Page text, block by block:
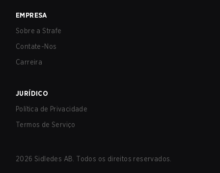
EMPRESA
Sobre a Strafe
Contate-Nos
Carreira
JURÍDICO
Política de Privacidade
Termos de Serviço
2026 Sidledes AB. Todos os direitos reservados.